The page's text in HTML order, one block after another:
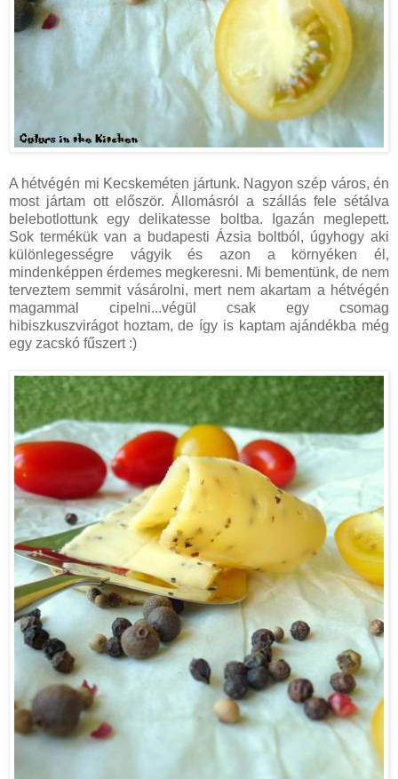
A hétvégén mi Kecskeméten jártunk. Nagyon szép város, én
most jártam ott először. Állomásról a szállás fele sétálva
belebotlottunk egy delikatesse boltba. Igazán meglepett.
Sok termékük van a budapesti Ázsia boltból, úgyhogy aki
különlegességre vágyik és azon a környéken él,
mindenképpen érdemes megkeresni. Mi bementünk, de nem
terveztem semmit vásárolni, mert nem akartam a hétvégén
magammal cipelni...végül csak egy csomag
hibiszkuszvirágot hoztam, de így is kaptam ajándékba még
egy zacskó fűszert :)